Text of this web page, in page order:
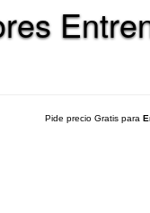
Pide precio Gratis para